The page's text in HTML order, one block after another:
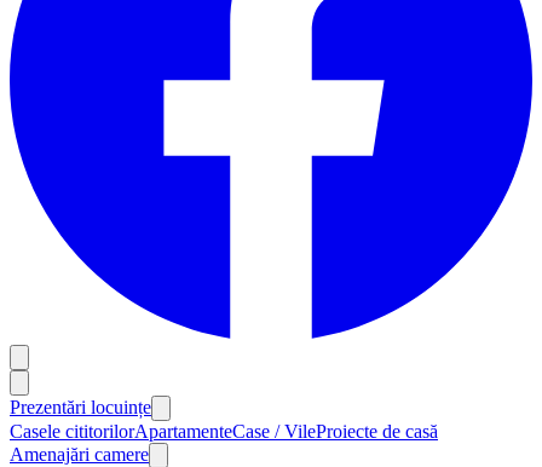
Prezentări locuințe
Casele cititorilorApartamenteCase / VileProiecte de casă
Amenajări camere